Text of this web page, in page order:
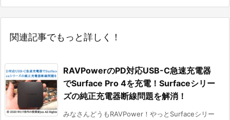
関連記事でもっと詳しく！
RAVPowerのPD対応USB-C急速充電器
でSurface Pro 4を充電！Surfaceシリー
ズの純正充電器断線問題を解消！
みなさんどうもRAVPower！やっとSurfaceシリー